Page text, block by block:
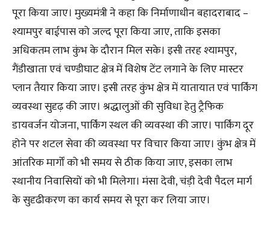
पूरा किया जाए। मुख्यमंत्री ने कहा कि निर्माणाधीन बहादराबाद –
श्यामपुर बाईपास को जल्द पूरा किया जाए, ताकि इसका
अधिकतम लाभ कुंभ के दौरान मिल सके। इसी तरह श्यामपुर,
गैंडीखाता एवं चण्डीघाट क्षेत्र में विशेष टेंट लगाने के लिए मास्टर
प्लान तैयार किया जाए। इसी तरह कुंभ क्षेत्र में यातायात एवं पार्किंग
व्यवस्था सुदृढ़ की जाए। श्रद्धालुओं की सुविधा हेतु ट्रैफिक
डायवर्जन योजना, पार्किंग स्थल की व्यवस्था की जाए। पार्किंग दूर
होने पर शटल सेवा की व्यवस्था पर विचार किया जाए। कुंभ क्षेत्र में
आंतरिक मार्गों को भी समय से ठीक किया जाए, इसका लाभ
स्थानीय निवासियों को भी मिलेगा। मंसा देवी, चंड़ी देवी पैदल मार्ग
के सुदृढीकरण का कार्य समय से पूरा कर लिया जाए।